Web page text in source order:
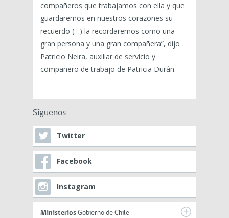
compañeros que trabajamos con ella y que
guardaremos en nuestros corazones su
recuerdo (…) la recordaremos como una
gran persona y una gran compañera”, dijo
Patricio Neira, auxiliar de servicio y
compañero de trabajo de Patricia Durán.
Síguenos
Twitter
Facebook
Instagram
Ministerios Gobierno de Chile